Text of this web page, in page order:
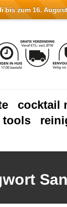
cocktail
tools
zum 16.